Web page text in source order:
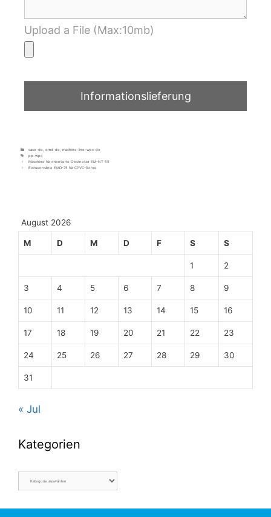
Upload a File (Max:10mb)
case-de emd-de
machine-line-wpc-de
pp-wpc
Maschine für orientierte Obstnetze EM-NT 55
Extrusionslinie EMD-75 für CPVC-Rohre
August 2026
M D M D F S S
1 2
3 4 5 6 7 8 9
10 11 12 13 14 15 16
17 18 19 20 21 22 23
24 25 26 27 28 29 30
31
« Jul
Kategorien